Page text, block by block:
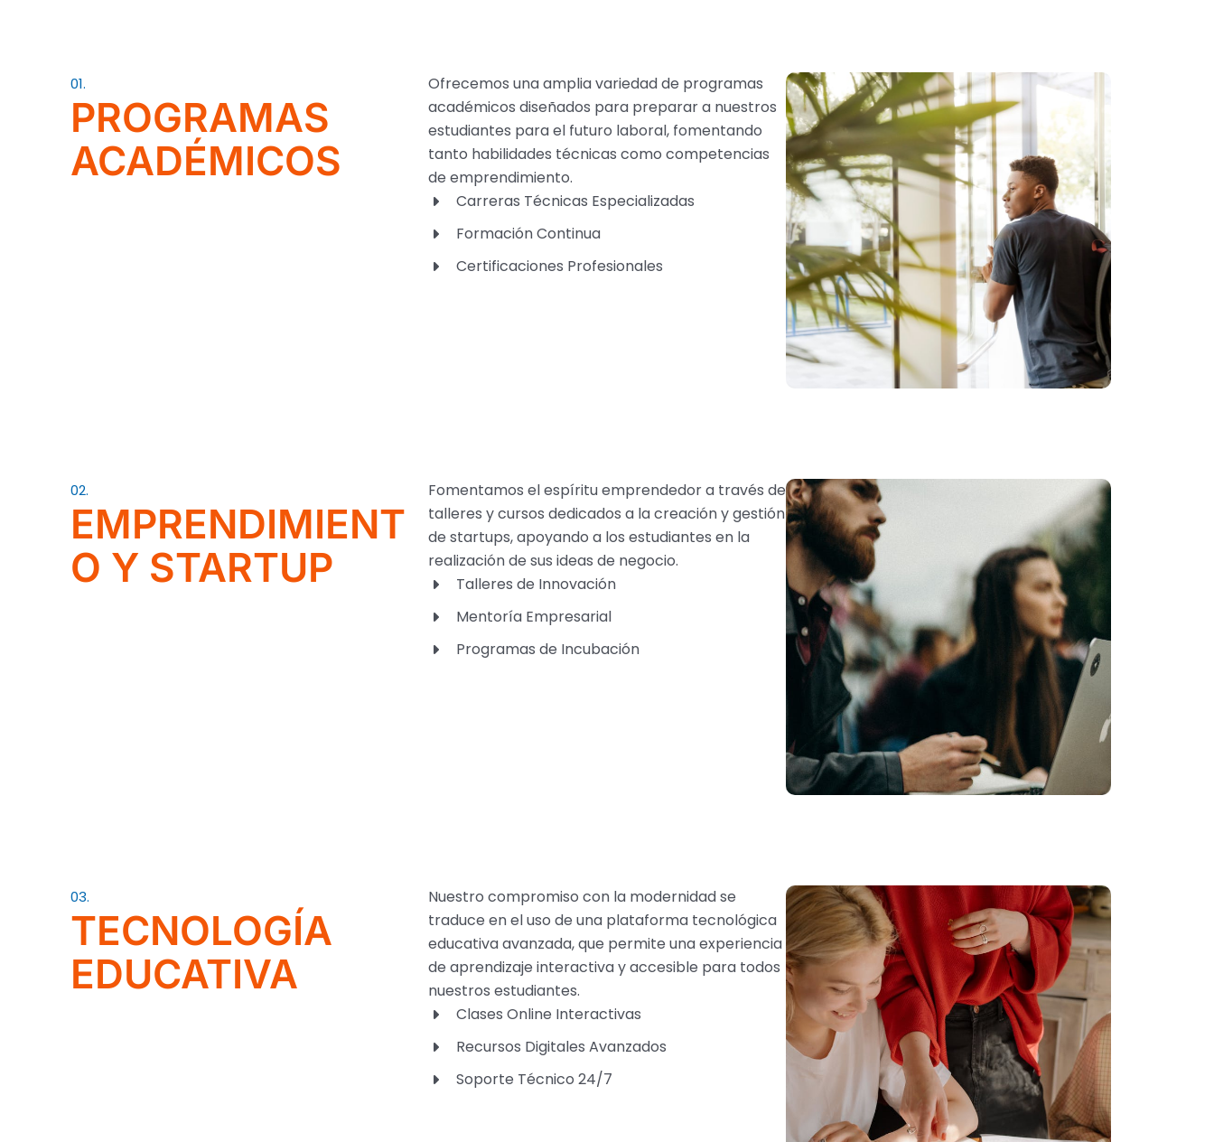
01.
PROGRAMAS
ACADÉMICOS
Ofrecemos una amplia variedad de programas
académicos diseñados para preparar a nuestros
estudiantes para el futuro laboral, fomentando
tanto habilidades técnicas como competencias
de emprendimiento.
Carreras Técnicas Especializadas
Formación Continua
Certificaciones Profesionales
02.
EMPRENDIMIENT
O Y STARTUP
Fomentamos el espíritu emprendedor a través de
talleres y cursos dedicados a la creación y gestión
de startups, apoyando a los estudiantes en la
realización de sus ideas de negocio.
Talleres de Innovación
Mentoría Empresarial
Programas de Incubación
03.
TECNOLOGÍA
EDUCATIVA
Nuestro compromiso con la modernidad se
traduce en el uso de una plataforma tecnológica
educativa avanzada, que permite una experiencia
de aprendizaje interactiva y accesible para todos
nuestros estudiantes.
Clases Online Interactivas
Recursos Digitales Avanzados
Soporte Técnico 24/7